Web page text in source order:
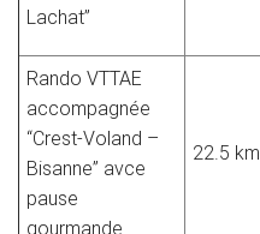
Lachat”
Rando VTTAE
accompagnée
“Crest-Voland –
Bisanne” avce
pause
gourmande
22.5 km